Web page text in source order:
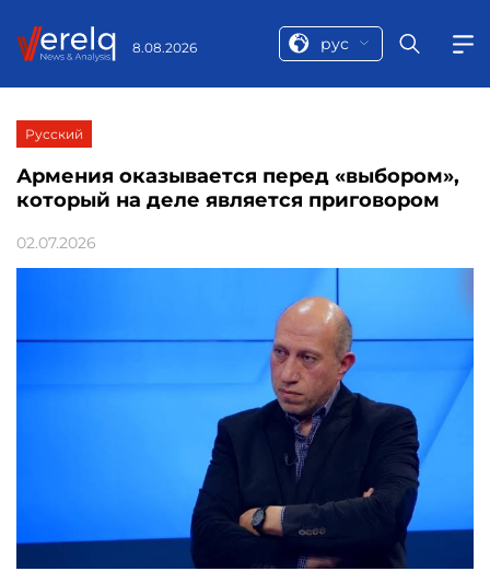
8.08.2026 рус
Русский
Армения оказывается перед «выбором»,
который на деле является приговором
02.07.2026